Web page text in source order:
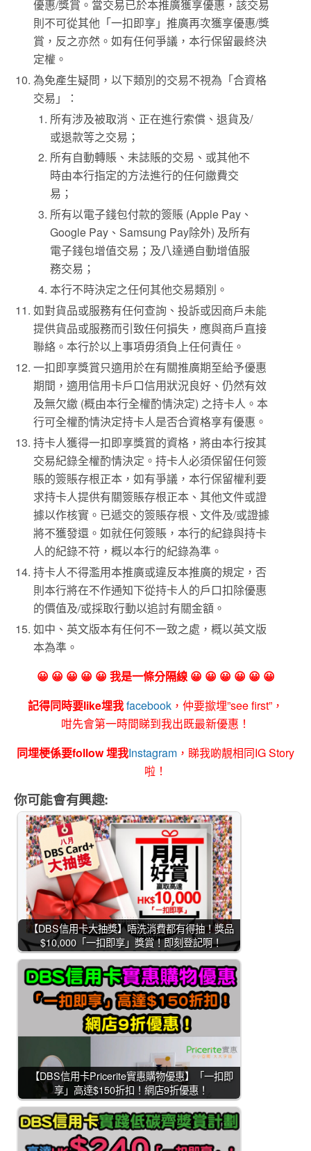
優惠/獎賞。當交易已於本推廣獲享優惠，該交易
則不可從其他「一扣即享」推廣再次獲享優惠/獎
賞，反之亦然。如有任何爭議，本行保留最終決
定權。
為免產生疑問，以下類別的交易不視為「合資格
交易」：
所有涉及被取消、正在進行索償、退貨及/
或退款等之交易；
所有自動轉賬、未誌賬的交易、或其他不
時由本行指定的方法進行的任何繳費交
易；
所有以電子錢包付款的簽賬 (Apple Pay、
Google Pay、Samsung Pay除外) 及所有
電子錢包增值交易；及八達通自動增值服
務交易；
本行不時決定之任何其他交易類別。
如對貨品或服務有任何查詢、投訴或因商戶未能
提供貨品或服務而引致任何損失，應與商戶直接
聯絡。本行於以上事項毋須負上任何責任。
一扣即享獎賞只適用於在有關推廣期至給予優惠
期間，適用信用卡戶口信用狀況良好、仍然有效
及無欠繳 (概由本行全權酌情決定) 之持卡人。本
行可全權酌情決定持卡人是否合資格享有優惠。
持卡人獲得一扣即享獎賞的資格，將由本行按其
交易紀錄全權酌情決定。持卡人必須保留任何簽
賬的簽賬存根正本，如有爭議，本行保留權利要
求持卡人提供有關簽賬存根正本、其他文件或證
據以作核實。已遞交的簽賬存根、文件及/或證據
將不獲發還。如就任何簽賬，本行的紀錄與持卡
人的紀錄不符，概以本行的紀錄為準。
持卡人不得濫用本推廣或違反本推廣的規定，否
則本行將在不作通知下從持卡人的戶口扣除優惠
的價值及/或採取行動以追討有關金額。
如中、英文版本有任何不一致之處，概以英文版
本為準。
😀 😀 😀 😀 😀 我是一條分隔線 😀 😀 😀 😀 😀 😀
記得同時要like埋我facebook ，仲要撳埋”see first”，
咁先會第一時間睇到我出既最新優惠！
同埋梗係要follow 埋我Instagram ，睇我啲靚相同IG Story
啦！
你可能會有興趣:
【DBS信用卡大抽獎】唔洗消費都有得抽！獎品
$10,000「一扣即享」獎賞！即刻登記啊！
【DBS信用卡Pricerite實惠購物優惠】「一扣即
享」高達$150折扣！網店9折優惠！